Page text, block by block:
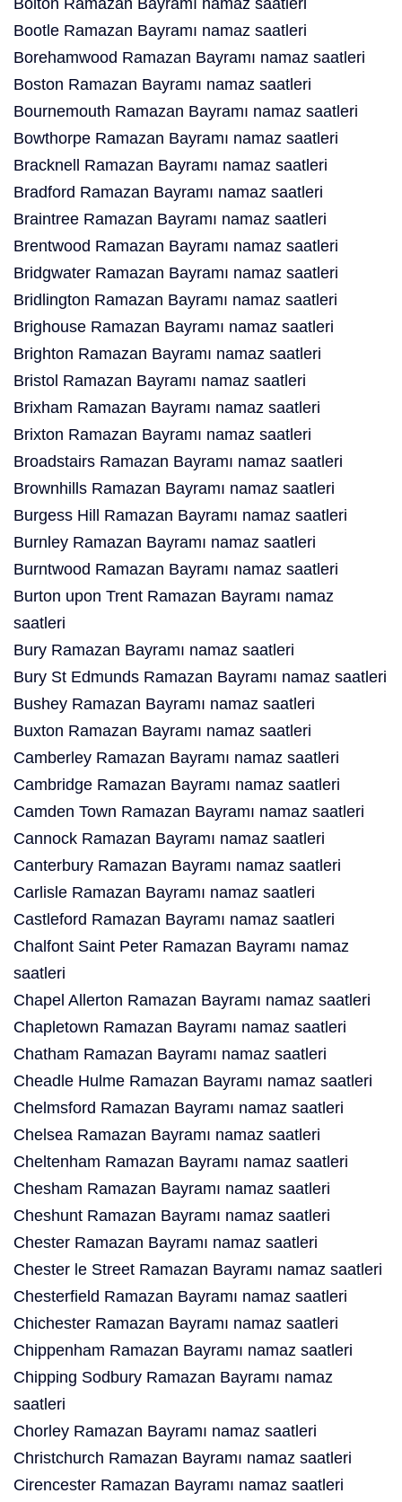
Bolton Ramazan Bayramı namaz saatleri
Bootle Ramazan Bayramı namaz saatleri
Borehamwood Ramazan Bayramı namaz saatleri
Boston Ramazan Bayramı namaz saatleri
Bournemouth Ramazan Bayramı namaz saatleri
Bowthorpe Ramazan Bayramı namaz saatleri
Bracknell Ramazan Bayramı namaz saatleri
Bradford Ramazan Bayramı namaz saatleri
Braintree Ramazan Bayramı namaz saatleri
Brentwood Ramazan Bayramı namaz saatleri
Bridgwater Ramazan Bayramı namaz saatleri
Bridlington Ramazan Bayramı namaz saatleri
Brighouse Ramazan Bayramı namaz saatleri
Brighton Ramazan Bayramı namaz saatleri
Bristol Ramazan Bayramı namaz saatleri
Brixham Ramazan Bayramı namaz saatleri
Brixton Ramazan Bayramı namaz saatleri
Broadstairs Ramazan Bayramı namaz saatleri
Brownhills Ramazan Bayramı namaz saatleri
Burgess Hill Ramazan Bayramı namaz saatleri
Burnley Ramazan Bayramı namaz saatleri
Burntwood Ramazan Bayramı namaz saatleri
Burton upon Trent Ramazan Bayramı namaz
saatleri
Bury Ramazan Bayramı namaz saatleri
Bury St Edmunds Ramazan Bayramı namaz saatleri
Bushey Ramazan Bayramı namaz saatleri
Buxton Ramazan Bayramı namaz saatleri
Camberley Ramazan Bayramı namaz saatleri
Cambridge Ramazan Bayramı namaz saatleri
Camden Town Ramazan Bayramı namaz saatleri
Cannock Ramazan Bayramı namaz saatleri
Canterbury Ramazan Bayramı namaz saatleri
Carlisle Ramazan Bayramı namaz saatleri
Castleford Ramazan Bayramı namaz saatleri
Chalfont Saint Peter Ramazan Bayramı namaz
saatleri
Chapel Allerton Ramazan Bayramı namaz saatleri
Chapletown Ramazan Bayramı namaz saatleri
Chatham Ramazan Bayramı namaz saatleri
Cheadle Hulme Ramazan Bayramı namaz saatleri
Chelmsford Ramazan Bayramı namaz saatleri
Chelsea Ramazan Bayramı namaz saatleri
Cheltenham Ramazan Bayramı namaz saatleri
Chesham Ramazan Bayramı namaz saatleri
Cheshunt Ramazan Bayramı namaz saatleri
Chester Ramazan Bayramı namaz saatleri
Chester le Street Ramazan Bayramı namaz saatleri
Chesterfield Ramazan Bayramı namaz saatleri
Chichester Ramazan Bayramı namaz saatleri
Chippenham Ramazan Bayramı namaz saatleri
Chipping Sodbury Ramazan Bayramı namaz
saatleri
Chorley Ramazan Bayramı namaz saatleri
Christchurch Ramazan Bayramı namaz saatleri
Cirencester Ramazan Bayramı namaz saatleri